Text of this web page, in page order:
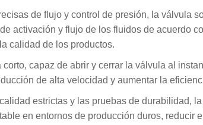
de flujo y control de presión, la válvula
activación y flujo de los fluidos de acuerdo
calidad de los productos.
capaz de abrir y cerrar la válvula al
de alta velocidad y aumentar la
estrictas y las pruebas de durabilidad,
en entornos de producción duros, reducir